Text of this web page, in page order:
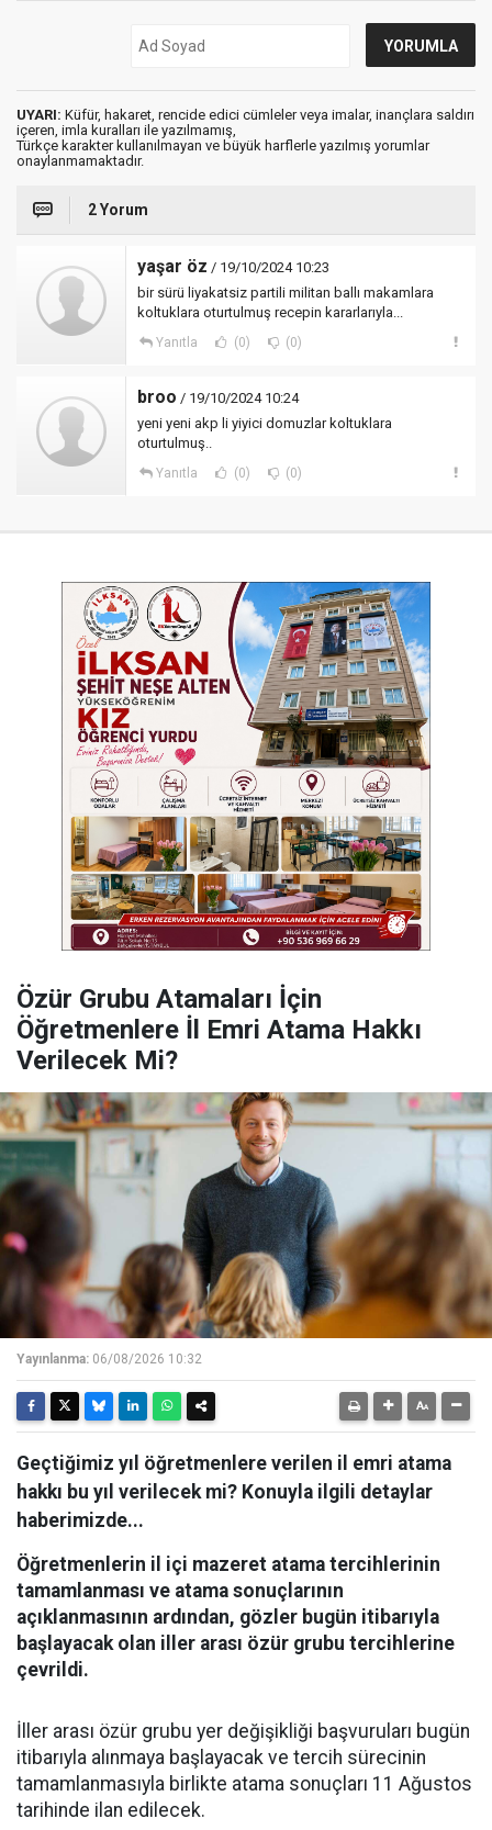
UYARI: Küfür, hakaret, rencide edici cümleler veya imalar, inançlara saldırı
içeren, imla kuralları ile yazılmamış,
Türkçe karakter kullanılmayan ve büyük harflerle yazılmış yorumlar
onaylanmamaktadır.
2 Yorum
yaşar öz / 19/10/2024 10:23
bir sürü liyakatsiz partili militan ballı makamlara
koltuklara oturtulmuş recepin kararlarıyla...
Yanıtla (0) (0)
broo / 19/10/2024 10:24
yeni yeni akp li yiyici domuzlar koltuklara
oturtulmuş..
Yanıtla (0) (0)
Özür Grubu Atamaları İçin
Öğretmenlere İl Emri Atama Hakkı
Verilecek Mi?
Yayınlanma: 06/08/2026 10:32
Geçtiğimiz yıl öğretmenlere verilen il emri atama
hakkı bu yıl verilecek mi? Konuyla ilgili detaylar
haberimizde...
Öğretmenlerin il içi mazeret atama tercihlerinin
tamamlanması ve atama sonuçlarının
açıklanmasının ardından, gözler bugün itibarıyla
başlayacak olan iller arası özür grubu tercihlerine
çevrildi.
İller arası özür grubu yer değişikliği başvuruları bugün
itibarıyla alınmaya başlayacak ve tercih sürecinin
tamamlanmasıyla birlikte atama sonuçları 11 Ağustos
tarihinde ilan edilecek.